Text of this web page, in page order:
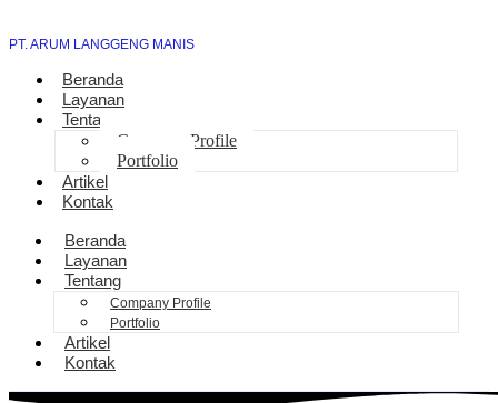
PT. ARUM LANGGENG MANIS
Beranda
Layanan
Tentang
Company Profile
Portfolio
Artikel
Kontak
Beranda
Layanan
Tentang
Company Profile
Portfolio
Artikel
Kontak